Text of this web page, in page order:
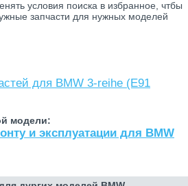
условия поиска в избранное, чтбы
запчасти для нужных моделей
для BMW 3-reihe (E91
модели:
и эксплуатации для BMW